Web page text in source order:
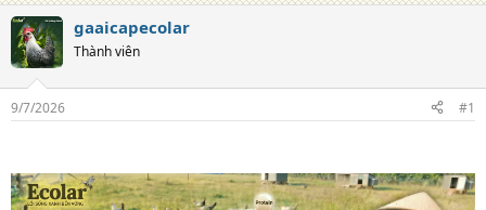
c
g
i
ả
à
g
gaaicapecolar
Thành viên
9/7/2026 #1